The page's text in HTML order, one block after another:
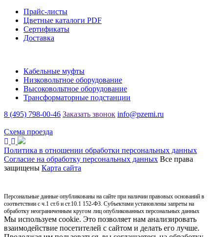
Прайс-листы
Цветные каталоги PDF
Сертификаты
Доставка
Кабельные муфты
Низковольтное оборудование
Высоковольтное оборудование
Трансформаторные подстанции
8 (495) 798-00-46 Заказать звонок info@pzemi.ru
Схема проезда
Политика в отношении обработки персональных данных
Согласие на обработку персональных данных Все права
защищены Карта сайта
Персональные данные опубликованы на сайте при наличии правовых оснований в
соответствии с ч.1 ст.6 и ст.10.1 152-ФЗ. Субъектами установлены запреты на
обработку неограниченным кругом лиц опубликованных персональных данных
Мы используем cookie. Это позволяет нам анализировать
взаимодействие посетителей с сайтом и делать его лучше.